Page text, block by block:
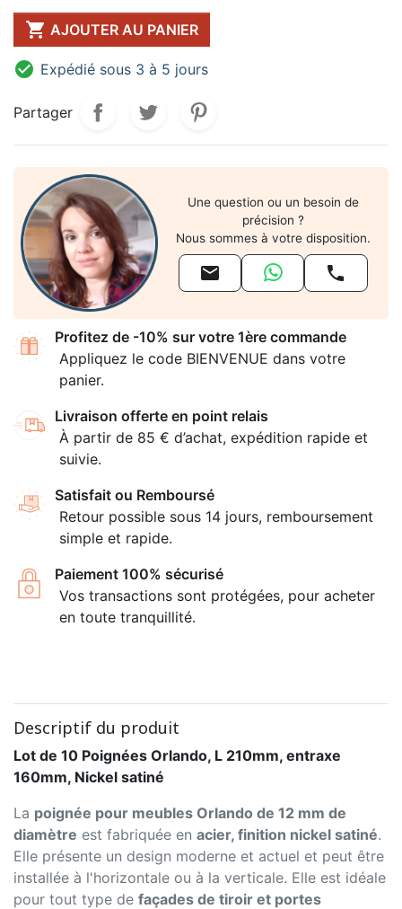
 AJOUTER AU PANIER
 Expédié sous 3 à 5 jours
Partager
Une question ou un besoin de
précision ?
Nous sommes à votre disposition.
 
Profitez de -10% sur votre 1ère commande
Appliquez le code BIENVENUE dans votre
panier.
Livraison offerte en point relais
À partir de 85 € d’achat, expédition rapide et
suivie.
Satisfait ou Remboursé
Retour possible sous 14 jours, remboursement
simple et rapide.
Paiement 100% sécurisé
Vos transactions sont protégées, pour acheter
en toute tranquillité.
Descriptif du produit
Lot de 10 Poignées Orlando, L 210mm, entraxe
160mm, Nickel satiné
La poignée pour meubles Orlando de 12 mm de
diamètre est fabriquée en acier, finition nickel satiné.
Elle présente un design moderne et actuel et peut être
installée à l'horizontale ou à la verticale. Elle est idéale
pour tout type de façades de tiroir et portes